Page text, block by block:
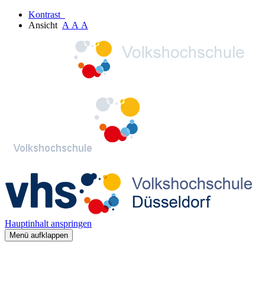
Kontrast
Ansicht A A A
Hauptinhalt anspringen
Menü aufklappen